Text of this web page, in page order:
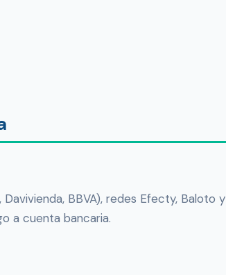
BBVA), redes Efecty, Baloto y
a cuenta bancaria.